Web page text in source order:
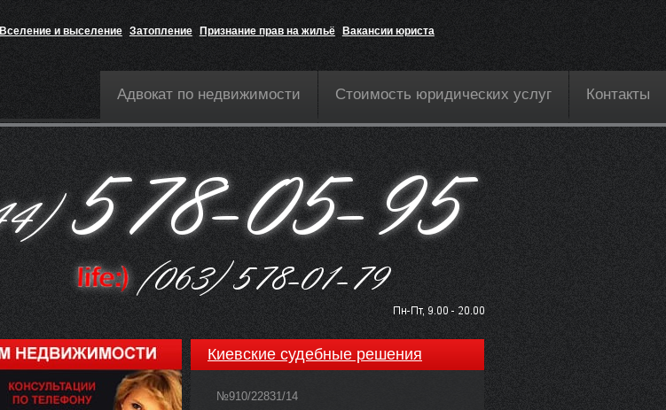
Вселение и выселение Затопление Признание прав на жильё Вакансии юриста
Адвокат по недвижимости Стоимость юридических услуг Контакты
Киевские судебные решения
№910/22831/14